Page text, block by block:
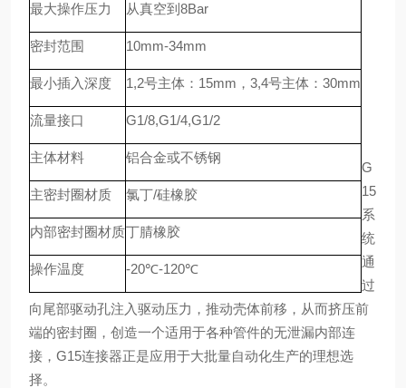
最大操作压力 从真空到8Bar
密封范围 10mm-34mm
最小插入深度 1,2号主体：15mm，3,4号主体：30mm
流量接口 G1/8,G1/4,G1/2
主体材料 铝合金或不锈钢
主密封圈材质 氯丁/硅橡胶
内部密封圈材质丁腈橡胶
操作温度 -20℃-120℃
G
15
系
统
通
过
向尾部驱动孔注入驱动压力，推动壳体前移，从而挤压前
端的密封圈，创造一个适用于各种管件的无泄漏内部连
接，G15连接器正是应用于大批量自动化生产的理想选
择。